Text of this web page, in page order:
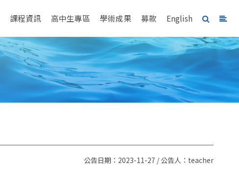
課程資訊 高中生專區 學術成果 募款 English
公告日期：2023-11-27 / 公告人：teacher